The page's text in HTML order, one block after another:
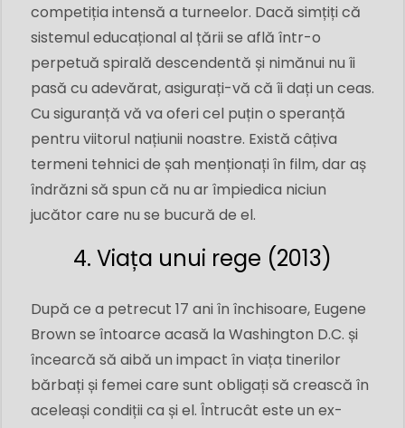
competiția intensă a turneelor. Dacă simțiți că
sistemul educațional al țării se află într-o
perpetuă spirală descendentă și nimănui nu îi
pasă cu adevărat, asigurați-vă că îi dați un ceas.
Cu siguranță vă va oferi cel puțin o speranță
pentru viitorul națiunii noastre. Există câțiva
termeni tehnici de șah menționați în film, dar aș
îndrăzni să spun că nu ar împiedica niciun
jucător care nu se bucură de el.
4. Viața unui rege (2013)
După ce a petrecut 17 ani în închisoare, Eugene
Brown se întoarce acasă la Washington D.C. și
încearcă să aibă un impact în viața tinerilor
bărbați și femei care sunt obligați să crească în
aceleași condiții ca și el. Întrucât este un ex-